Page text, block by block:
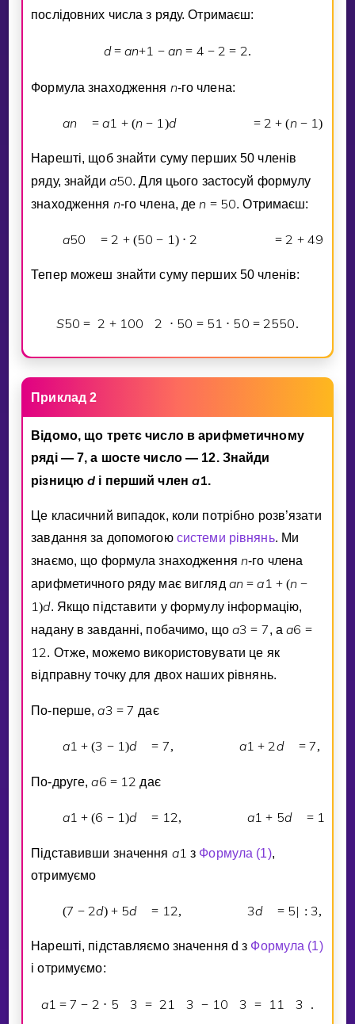
послiдовних числа з ряду. Отримаєш:
d = an+1 − an = 4 − 2 = 2.
Формула знаходження n-го члена:
an = a1 + (n − 1)d = 2 + (n − 1)
Нарештi, щоб знайти суму перших 50 членiв
ряду, знайди a50. Для цього застосуй формулу
знаходження n-го члена, де n = 50. Отримаєш:
a50 = 2 + (50 − 1) ⋅ 2 = 2 + 49
Тепер можеш знайти суму перших 50 членiв:
S50 = 2 + 100 2 ⋅ 50 = 51 ⋅ 50 = 2550.
Приклад 2
Вiдомо, що третє число в арифметичному
рядi — 7, а шосте число — 12. Знайди
рiзницюd i перший членa1.
Це класичний випадок, коли потрiбно розв’язати
завдання за допомогою системи рiвнянь. Ми
знаємо, що формула знаходження n-го члена
арифметичного ряду має вигляд an = a1 + (n −
1)d. Якщо пiдставити у формулу iнформацiю,
надану в завданнi, побачимо, щоa3 = 7, аa6 =
12. Отже, можемо використовувати це як
вiдправну точку для двох наших рiвнянь.
По-перше,a3 = 7 дає
a1 + (3 − 1)d = 7, a1 + 2d = 7,
По-друге,a6 = 12 дає
a1 + (6 − 1)d = 12, a1 + 5d = 1
Пiдставивши значення a1 з Формула (1),
отримуємо
(7 − 2d) + 5d = 12, 3d = 5| : 3,
Нарештi, пiдставляємо значення d з Формула (1)
i отримуємо:
a1 = 7 − 2 ⋅ 5 3 = 21 3 − 10 3 = 11 3 .